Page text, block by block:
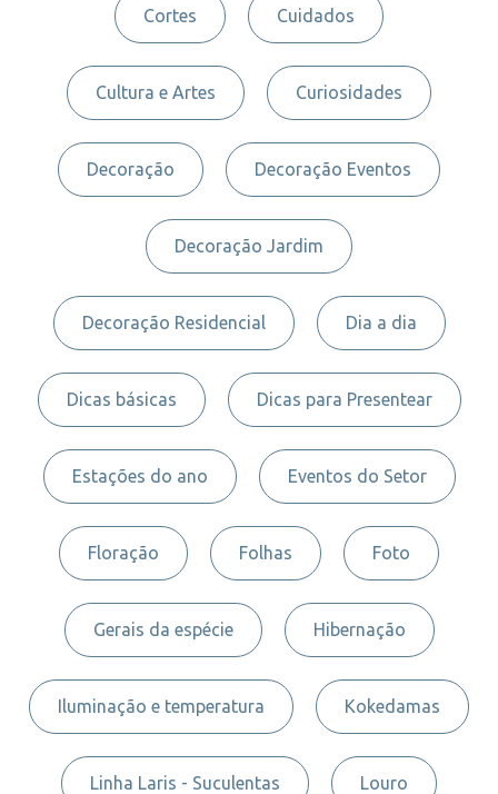
Cortes Cuidados
Cultura e Artes Curiosidades
Decoração Decoração Eventos
Decoração Jardim
Decoração Residencial Dia a dia
Dicas básicas Dicas para Presentear
Estações do ano Eventos do Setor
Floração Folhas Foto
Gerais da espécie Hibernação
Iluminação e temperatura Kokedamas
Linha Laris - Suculentas Louro